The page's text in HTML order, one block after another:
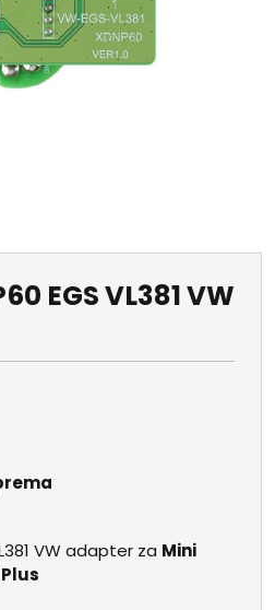
EGS VL381 VW
VW adapter za Mini